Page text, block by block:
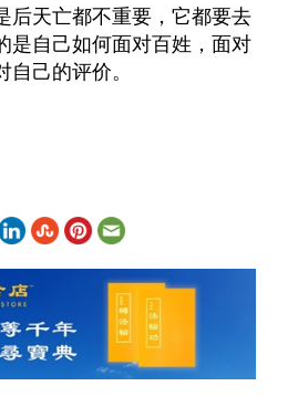
后天亡都不重要，它都要去
是自己如何面对百姓，面对
己的评价。